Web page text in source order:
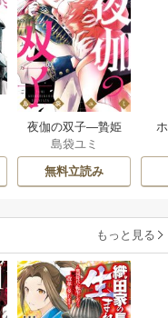
夜伽の双子―贄姫
は二人の王子に愛
される―
島袋ユミ
無料立読み
もっと見る